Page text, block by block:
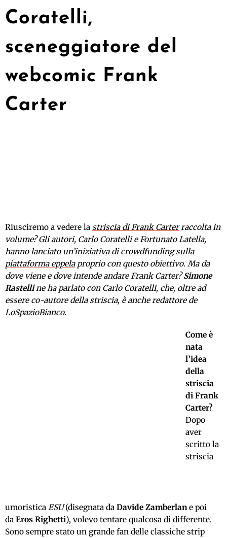
Coratelli,
sceneggiatore del
webcomic Frank
Carter
Riusciremo a vedere la striscia di Frank Carter raccolta in
volume? Gli autori, Carlo Coratelli e Fortunato Latella,
hanno lanciato un’iniziativa di crowdfunding sulla
piattaforma eppela proprio con questo obiettivo. Ma da
dove viene e dove intende andare Frank Carter?Simone
Rastelline ha parlato con Carlo Coratelli, che, oltre ad
essere co-autore della striscia, è anche redattore de
LoSpazioBianco.
Come è
nata
l’idea
della
striscia
di Frank
Carter?
Dopo
aver
scritto la
striscia
umoristica ESU(disegnata da Davide Zamberlane poi
da Eros Righetti), volevo tentare qualcosa di differente.
Sono sempre stato un grande fan delle classiche strip